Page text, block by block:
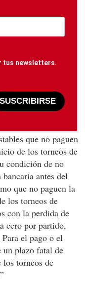
tus newsletters.
SUSCRIBIRSE
que no paguen
de los torneos de
condición de no
antes del
que no paguen la
los torneos de
con la perdida de
cero por partido,
el pago o el
un plazo fatal de
torneos de